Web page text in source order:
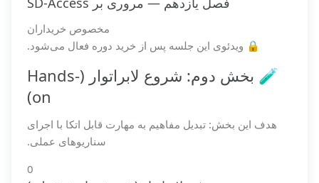
مخصوص خریداران
🔒 ویدئوی این جلسه پس از خرید دوره فعال می‌شود.
🧪 بخش دوم: شروع لابراتوار (Hands-
on)
هدف این بخش: تبدیل مفاهیم به مهارت قابل اتکا با اجرای
سناریوهای عملی.
0